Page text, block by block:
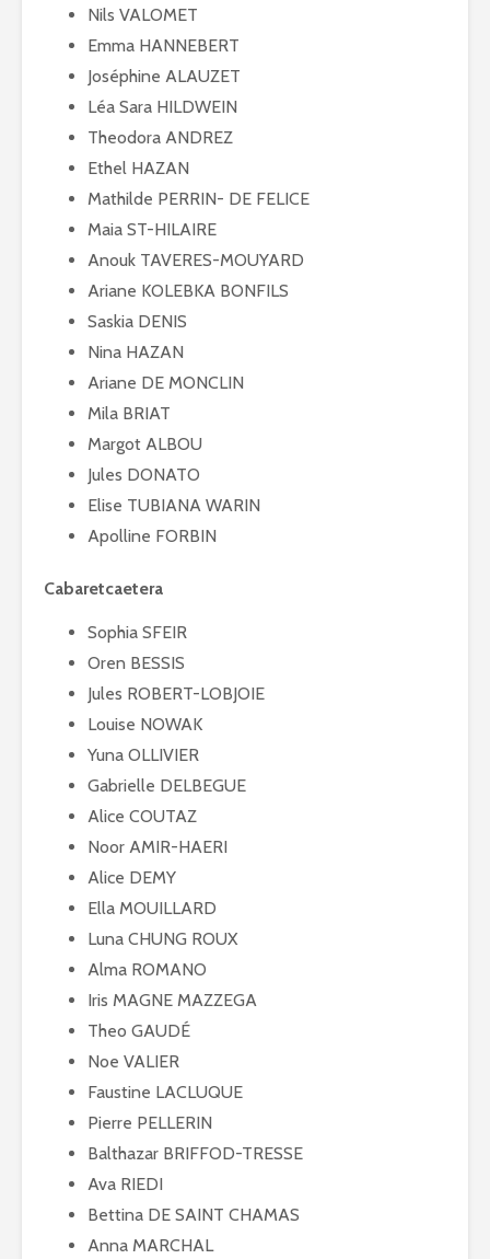
Nils VALOMET
Emma HANNEBERT
Joséphine ALAUZET
Léa Sara HILDWEIN
Theodora ANDREZ
Ethel HAZAN
Mathilde PERRIN- DE FELICE
Maia ST-HILAIRE
Anouk TAVERES-MOUYARD
Ariane KOLEBKA BONFILS
Saskia DENIS
Nina HAZAN
Ariane DE MONCLIN
Mila BRIAT
Margot ALBOU
Jules DONATO
Elise TUBIANA WARIN
Apolline FORBIN
Cabaretcaetera
Sophia SFEIR
Oren BESSIS
Jules ROBERT-LOBJOIE
Louise NOWAK
Yuna OLLIVIER
Gabrielle DELBEGUE
Alice COUTAZ
Noor AMIR-HAERI
Alice DEMY
Ella MOUILLARD
Luna CHUNG ROUX
Alma ROMANO
Iris MAGNE MAZZEGA
Theo GAUDÉ
Noe VALIER
Faustine LACLUQUE
Pierre PELLERIN
Balthazar BRIFFOD-TRESSE
Ava RIEDI
Bettina DE SAINT CHAMAS
Anna MARCHAL